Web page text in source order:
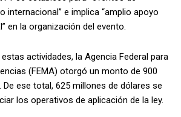
internacional” e implica “amplio apoyo
en la organización del evento.
actividades, la Agencia Federal para
(FEMA) otorgó un monto de 900
ese total, 625 millones de dólares se
los operativos de aplicación de la ley.